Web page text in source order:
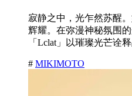
寂静之中，光乍然苏醒
辉耀。在弥漫神秘氛围
「Lclat」以璀璨光芒诠
# MIKIMOTO